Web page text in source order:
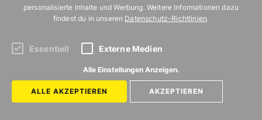
personalisierte Inhalte und Werbung. Weitere Informationen dazu
findest du in unseren Datenschutz-Richtlinien.
Essentiell Externe Medien
Alle Einstellungen Anzeigen.
ALLE AKZEPTIEREN AKZEPTIEREN